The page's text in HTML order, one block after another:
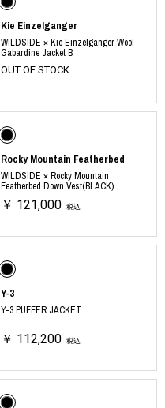
Kie Einzelganger
WILDSIDE × Kie Einzelganger Wool
Gabardine Jacket B
OUT OF STOCK
Rocky Mountain Featherbed
WILDSIDE × Rocky Mountain
Featherbed Down Vest(BLACK)
￥ 121,000 税込
Y-3
Y-3 PUFFER JACKET
￥ 112,200 税込